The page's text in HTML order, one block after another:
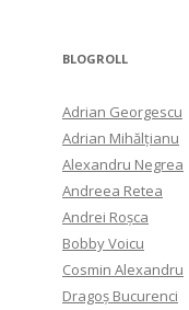
BLOGROLL
Adrian Georgescu
Adrian Mihălțianu
Alexandru Negrea
Andreea Retea
Andrei Roșca
Bobby Voicu
Cosmin Alexandru
Dragoș Bucurenci